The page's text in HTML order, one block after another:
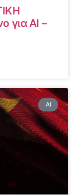
για AI –
AI